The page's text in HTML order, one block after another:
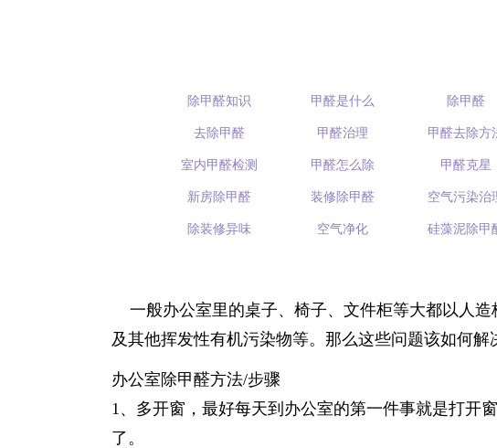
一般办公室里的桌子、椅子、文件柜等大都以人
及其他挥发性有机污染物等。那么这些问题该如何解
办公室除甲醛方法/步骤
1、多开窗，最好每天到办公室的第一件事就是打开
了。
除甲醛知识 甲醛是什么 除甲醛
去除甲醛 甲醛治理 甲醛去除方
室内甲醛检测 甲醛怎么除 甲醛克星
新房除甲醛 装修除甲醛 空气污染治
除装修异味 空气净化 硅藻泥除甲